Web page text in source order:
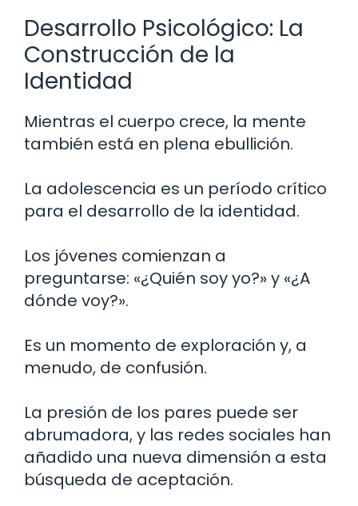
Desarrollo Psicológico: La
Construcción de la
Identidad
Mientras el cuerpo crece, la mente
también está en plena ebullición.
La adolescencia es un período crítico
para el desarrollo de la identidad.
Los jóvenes comienzan a
preguntarse: «¿Quién soy yo?» y «¿A
dónde voy?».
Es un momento de exploración y, a
menudo, de confusión.
La presión de los pares puede ser
abrumadora, y las redes sociales han
añadido una nueva dimensión a esta
búsqueda de aceptación.